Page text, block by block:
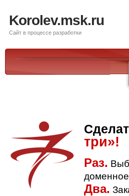
Korolev.msk.ru
Сайт в процессе разработки
три»!
Раз.
Два.